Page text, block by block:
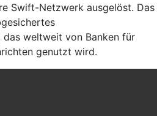
Swift-Netzwerk ausgelöst. Das
weltweit von Banken für
genutzt wird.